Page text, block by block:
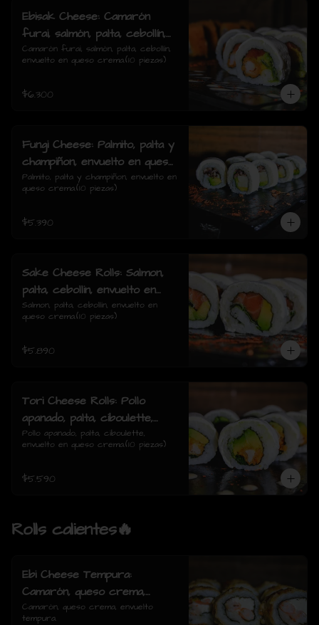
Ebisak Cheese: Camarón
furai, salmón, palta, cebollín,
envuelto en queso crema.
Camarón furai, salmón, palta, cebollín,
envuelto en queso crema.(10 piezas)
$6.300
Fungi Cheese: Palmito, palta y
champiñon, envuelto en queso
crema.
Palmito, palta y champiñon, envuelto en
queso crema.(10 piezas)
$5.390
Sake Cheese Rolls: Salmon,
palta, cebollin, envuelto en
queso crema.
Salmon, palta, cebollín, envuelto en
queso crema.(10 piezas)
$5.890
Tori Cheese Rolls: Pollo
apanado, palta, ciboulette,
envuelto en queso crema.
Pollo apanado, palta, ciboulette,
envuelto en queso crema.(10 piezas)
$5.590
Rolls calientes🔥
Ebi Cheese Tempura:
Camarón, queso crema,
envuelto tempura.
Camarón, queso crema, envuelto
tempura.